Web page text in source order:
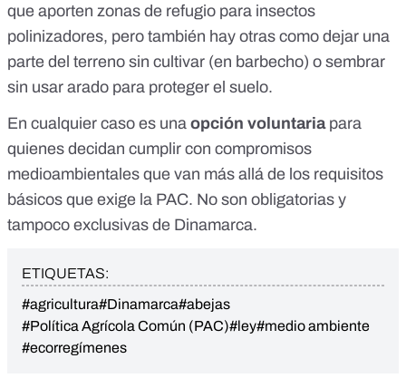
que aporten zonas de refugio para insectos
polinizadores, pero también hay otras como dejar una
parte del terreno sin cultivar (en barbecho) o sembrar
sin usar arado para proteger el suelo.
En cualquier caso es una opción voluntariapara
quienes decidan cumplir con compromisos
medioambientales que van más allá de los requisitos
básicos que exige la PAC. No son obligatorias y
tampoco exclusivas de Dinamarca.
ETIQUETAS:
#agricultura#Dinamarca#abejas
#Política Agrícola Común (PAC)#ley#medio ambiente
#ecorregímenes